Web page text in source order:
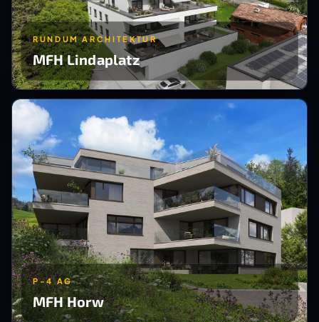
RUNDUM ARCHITEKTUR
MFH Lindaplatz
P-4 AG
MFH Horw